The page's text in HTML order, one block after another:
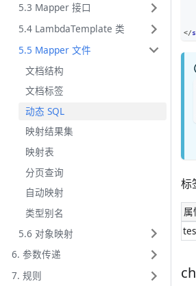
5.3 Mapper 接口
5.4 LambdaTemplate 类
5.5 Mapper 文件
文档结构
文档标签
动态 SQL
映射结果集
映射表
分页查询
自动映射
类型别名
5.6 对象映射
6. 参数传递
7. 规则
</
标
属